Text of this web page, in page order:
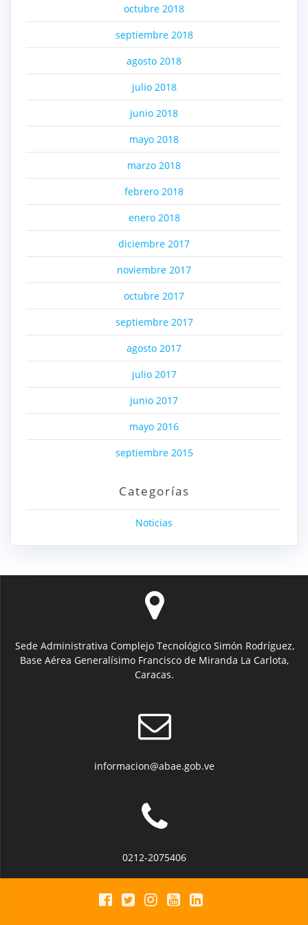
octubre 2018
septiembre 2018
agosto 2018
julio 2018
junio 2018
mayo 2018
marzo 2018
febrero 2018
enero 2018
diciembre 2017
noviembre 2017
octubre 2017
septiembre 2017
agosto 2017
julio 2017
junio 2017
mayo 2016
septiembre 2015
Categorías
Noticias
Sede Administrativa Complejo Tecnológico Simón Rodríguez,
Base Aérea Generalísimo Francisco de Miranda La Carlota,
Caracas.
informacion@abae.gob.ve
0212-2075406